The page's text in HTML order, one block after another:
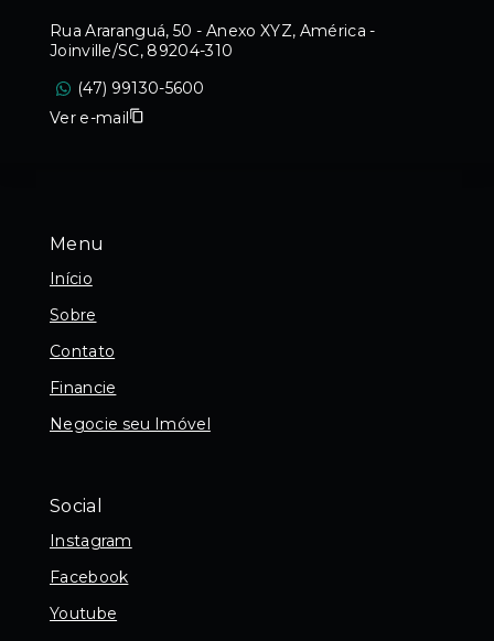
Menu
Início
Sobre
Contato
Financie
Negocie seu Imóvel
Social
Instagram
Facebook
Youtube
Rua Araranguá, 50 - Anexo XYZ, América -
Joinville/SC, 89204-310
(47) 99130-5600
Ver e-mail